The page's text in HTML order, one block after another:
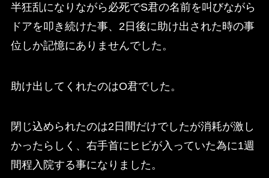
半狂乱になりながら必死でS君の名前を叫びながら
ドアを叩き続けた事、2日後に助け出された時の事
位しか記憶にありませんでした。
助け出してくれたのはO君でした。
閉じ込められたのは2日間だけでしたが消耗が激し
かったらしく、右手首にヒビが入っていた為に1週
間程入院する事になりました。